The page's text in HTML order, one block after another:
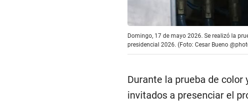
Domingo, 17 de mayo 2026. Se realizó la
presidencial 2026. (Foto: Cesar Bueno
Durante la prueba de
invitados a presenciar el